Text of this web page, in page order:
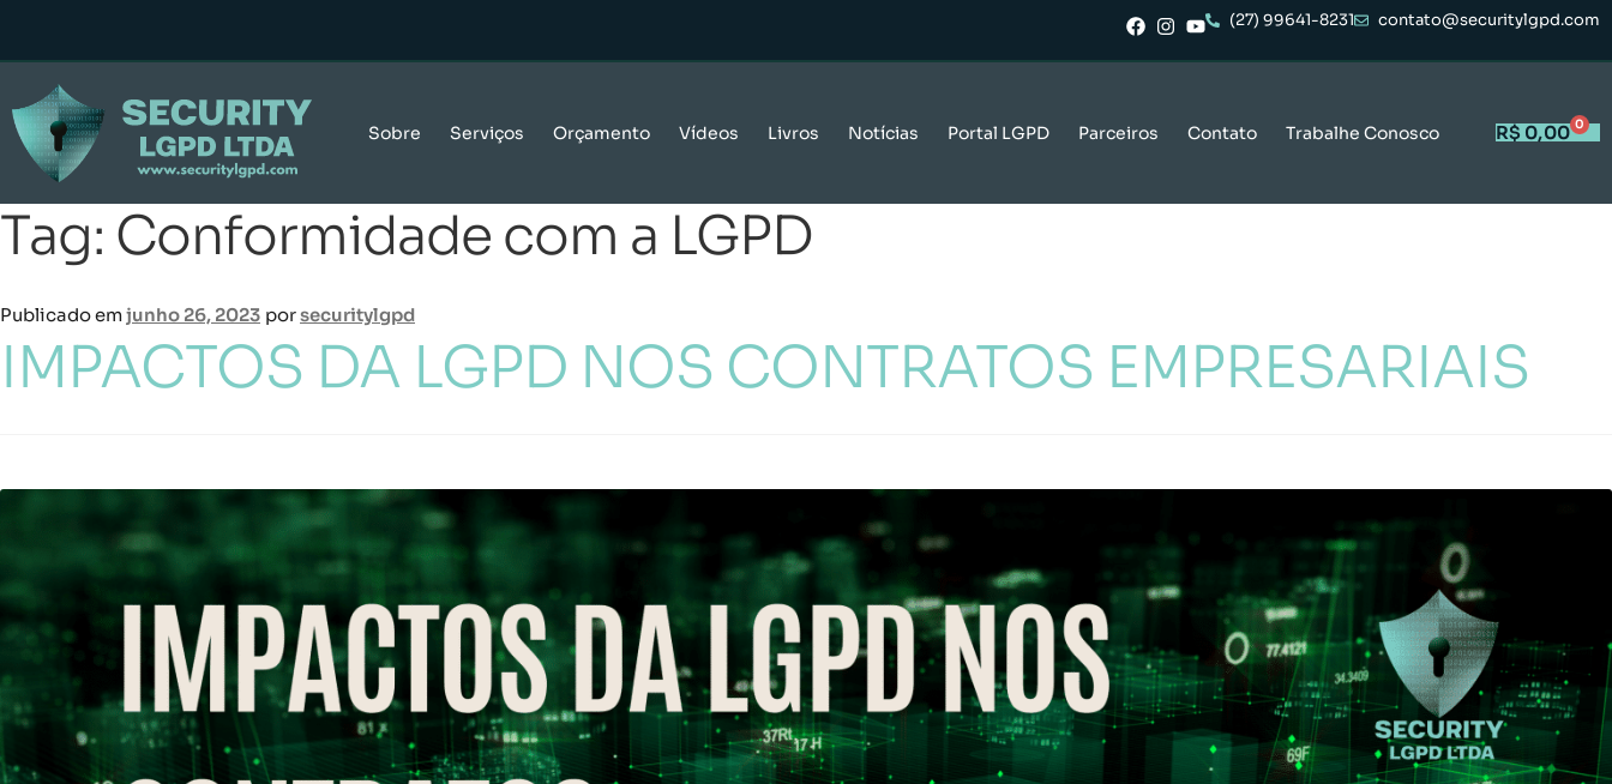
(27) 99641-8231 contato@securitylgpd.com
Sobre Serviços Orçamento Vídeos Livros Notícias Portal LGPD Parceiros Contato Trabalhe Conosco R$ 0,00 0
Tag: Conformidade com a LGPD
Publicado emjunho 26, 2023 porsecuritylgpd
IMPACTOS DA LGPD NOS CONTRATOS EMPRESARIAIS